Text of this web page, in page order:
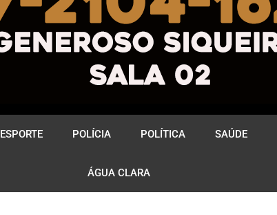
ESPORTE POLÍCIA POLÍTICA SAÚDE
ÁGUA CLARA